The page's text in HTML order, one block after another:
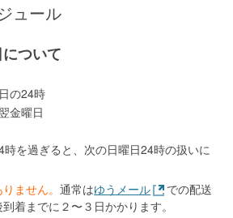
ュール
ついて
の24時
金曜日
を過ぎると、次の日曜日24時の扱いに
ません。通常はゆうメール
での配送
着までに２〜３日かかります。